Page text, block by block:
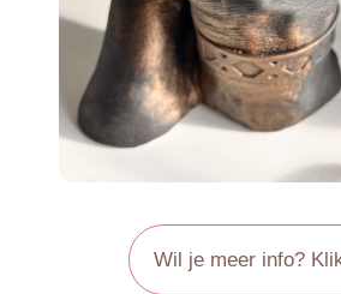
Wil je meer info?